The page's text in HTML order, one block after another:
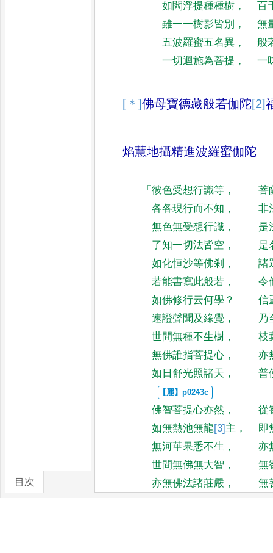
目次
如閻浮提種種樹 ，
百
雖一一樹影皆別 ，
無
五波羅蜜五名異 ，
般
一切迴施為菩提 ， 一
[＊]佛母寶德藏般若伽陀[2]
焰慧地攝精進波羅蜜伽陀
「彼色受想行識等 ，
菩
各各現行而不知 ，
非
無色無受想行識 ，
是
了知一切法皆空 ，
是
如化恒沙等佛剎 ，
諸
若能書寫此般若 ，
令
如佛修行云何學 ？
信
速證聲聞及緣覺 ，
乃
世間無種不生樹 ，
枝
無佛誰指菩提心 ，
亦
如日舒光照諸天 ， 普
佛智菩提心亦然 ，
從
如無熱池無龍[3] 主 ，
即
無河華果悉不生 ，
亦
世間無佛無大智 ，
無
亦無佛法諸莊嚴 ，
無